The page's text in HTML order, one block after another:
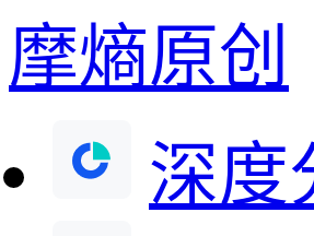
摩熵原创
深度